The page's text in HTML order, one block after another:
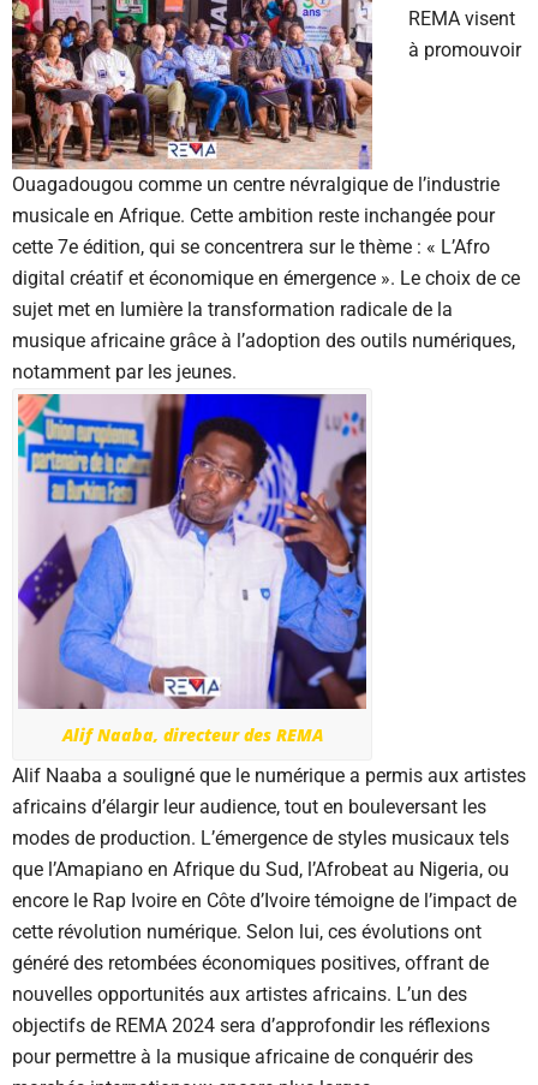
REMA visent
à promouvoir
Ouagadougou comme un centre névralgique de l’industrie
musicale en Afrique. Cette ambition reste inchangée pour
cette 7e édition, qui se concentrera sur le thème : « L’Afro
digital créatif et économique en émergence ». Le choix de ce
sujet met en lumière la transformation radicale de la
musique africaine grâce à l’adoption des outils numériques,
notamment par les jeunes.
Alif Naaba, directeur des REMA
Alif Naaba a souligné que le numérique a permis aux artistes
africains d’élargir leur audience, tout en bouleversant les
modes de production. L’émergence de styles musicaux tels
que l’Amapiano en Afrique du Sud, l’Afrobeat au Nigeria, ou
encore le Rap Ivoire en Côte d’Ivoire témoigne de l’impact de
cette révolution numérique. Selon lui, ces évolutions ont
généré des retombées économiques positives, offrant de
nouvelles opportunités aux artistes africains. L’un des
objectifs de REMA 2024 sera d’approfondir les réflexions
pour permettre à la musique africaine de conquérir des